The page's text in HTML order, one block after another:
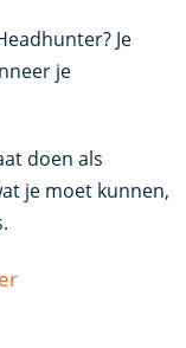
Je
je
doen als
je moet kunnen,